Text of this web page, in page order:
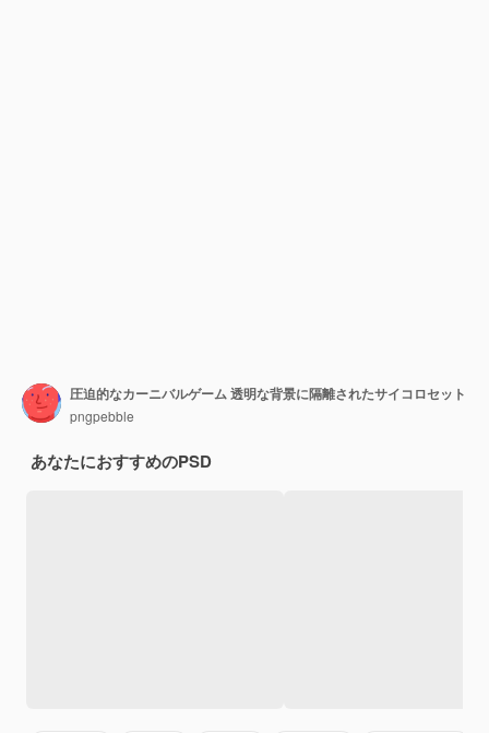
圧迫的なカーニバルゲーム 透明な背景に隔離されたサイコロセット
pngpebble
あなたにおすすめのPSD